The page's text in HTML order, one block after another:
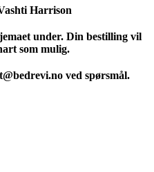
Harrison
under. Din bestilling vil
som mulig.
ved spørsmål.